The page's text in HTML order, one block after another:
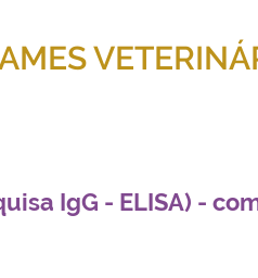
IgG - ELISA) -